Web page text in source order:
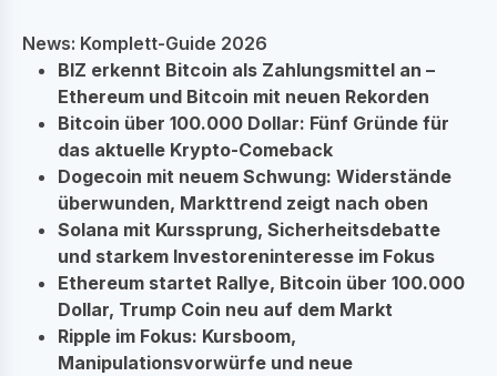
News: Komplett-Guide 2026
BIZ erkennt Bitcoin als Zahlungsmittel an –
Ethereum und Bitcoin mit neuen Rekorden
Bitcoin über 100.000 Dollar: Fünf Gründe für
das aktuelle Krypto-Comeback
Dogecoin mit neuem Schwung: Widerstände
überwunden, Markttrend zeigt nach oben
Solana mit Kurssprung, Sicherheitsdebatte
und starkem Investoreninteresse im Fokus
Ethereum startet Rallye, Bitcoin über 100.000
Dollar, Trump Coin neu auf dem Markt
Ripple im Fokus: Kursboom,
Manipulationsvorwürfe und neue